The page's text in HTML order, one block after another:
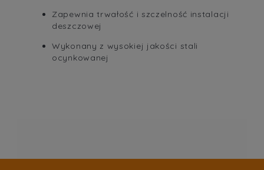
Zapewnia trwałość i szczelność instalacji
deszczowej
Wykonany z wysokiej jakości stali
ocynkowanej